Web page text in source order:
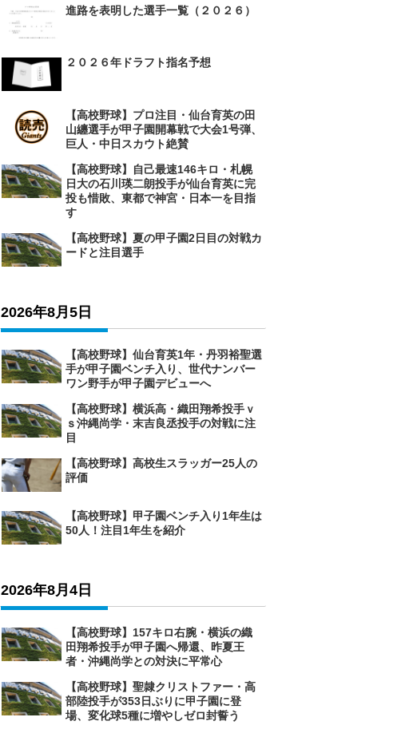
進路を表明した選手一覧（２０２６）
２０２６年ドラフト指名予想
【高校野球】プロ注目・仙台育英の田
山纏選手が甲子園開幕戦で大会1号弾、
巨人・中日スカウト絶賛
【高校野球】自己最速146キロ・札幌
日大の石川瑛二朗投手が仙台育英に完
投も惜敗、東都で神宮・日本一を目指
す
【高校野球】夏の甲子園2日目の対戦カ
ードと注目選手
2026年8月5日
【高校野球】仙台育英1年・丹羽裕聖選
手が甲子園ベンチ入り、世代ナンバー
ワン野手が甲子園デビューへ
【高校野球】横浜高・織田翔希投手ｖ
ｓ沖縄尚学・末吉良丞投手の対戦に注
目
【高校野球】高校生スラッガー25人の
評価
【高校野球】甲子園ベンチ入り1年生は
50人！注目1年生を紹介
2026年8月4日
【高校野球】157キロ右腕・横浜の織
田翔希投手が甲子園へ帰還、昨夏王
者・沖縄尚学との対決に平常心
【高校野球】聖隷クリストファー・高
部陸投手が353日ぶりに甲子園に登
場、変化球5種に増やしゼロ封誓う